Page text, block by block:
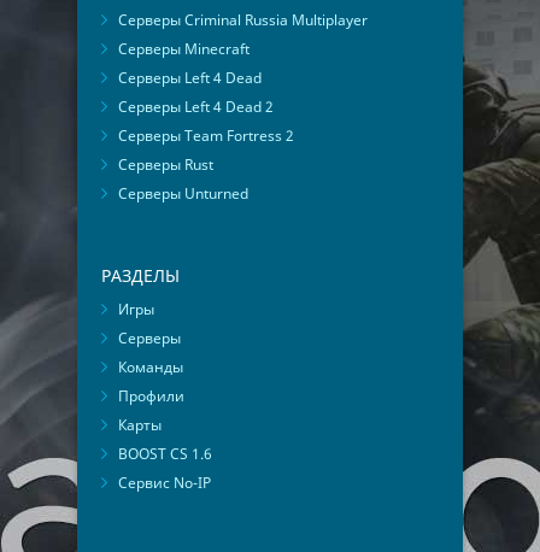
Серверы Criminal Russia Multiplayer
Серверы Minecraft
Серверы Left 4 Dead
Серверы Left 4 Dead 2
Серверы Team Fortress 2
Серверы Rust
Серверы Unturned
РАЗДЕЛЫ
Игры
Серверы
Команды
Профили
Карты
BOOST CS 1.6
Сервис No-IP